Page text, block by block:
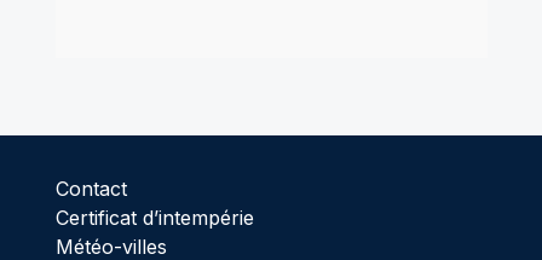
Contact
Certificat d’intempérie
Météo-villes